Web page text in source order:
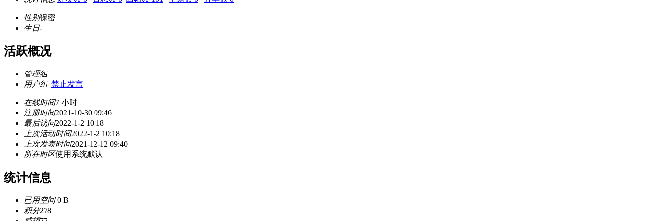
性别保密
生日-
活跃概况
管理组
用户组 禁止发言
在线时间7 小时
注册时间2021-10-30 09:46
最后访问2022-1-2 10:18
上次活动时间2022-1-2 10:18
上次发表时间2021-12-12 09:40
所在时区使用系统默认
统计信息
已用空间0 B
积分278